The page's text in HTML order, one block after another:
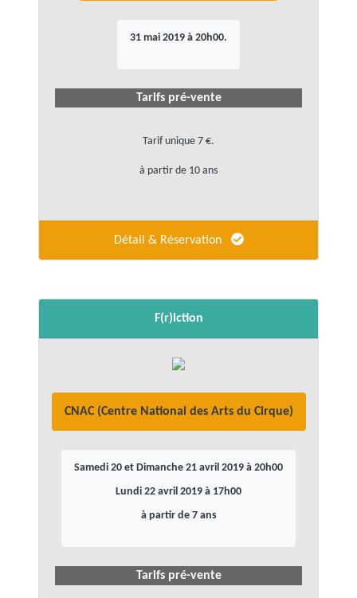
31 mai 2019 à 20h00.
Tarifs pré-vente
Tarif unique 7 €.
à partir de 10 ans
Détail & Réservation
F(r)iction
CNAC (Centre National des Arts du Cirque)
Samedi 20 et Dimanche 21 avril 2019 à 20h00
Lundi 22 avril 2019 à 17h00
à partir de 7 ans
Tarifs pré-vente